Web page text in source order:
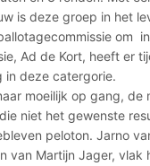
is deze groep in het
om
Ad de Kort, heeft er
in deze catergorie.
moeilijk op gang,
niet het gewenste
peloton. Jarno
van Martijn Jager,